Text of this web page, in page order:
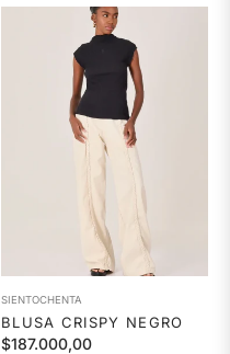
SIENTOCHENTA
BLUSA CRISPY NEGRO
Precio
$187.000,00